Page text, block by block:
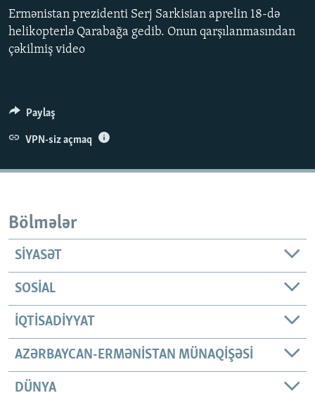
İNFOQRAFIKA
KARIKATURA
AZƏRBAYCAN ƏDƏBIYYATI KITABXANASI
İSLAM VƏ DEMOKRATIYA
MISSIYAMIZ
PEŞƏ ETIKASI VƏ JURNALISTIKA STANDARTLARIMIZ
BIZIMLƏ ƏLAQƏ
XƏBƏR BÜLLETENLƏRIMIZ
BIZI IZLƏ
Ermənistan prezidenti Serj Sarkisian aprelin 18-də
helikopterlə Qarabağa gedib. Onun qarşılanmasından
çəkilmiş video
Paylaş
VPN-siz açmaq
Bölmələr
SIYASƏT
SOSIAL
İQTISADIYYAT
AZƏRBAYCAN-ERMƏNISTAN MÜNAQIŞƏSI
DÜNYA